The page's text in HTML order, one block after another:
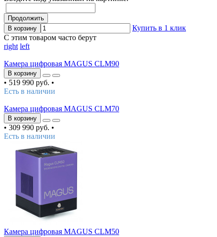
Продолжить
В корзину
Купить в 1 клик
С этим товаром часто берут
right left
Камера цифровая MAGUS CLM90
В корзину
• 519 990 руб. •
Есть в наличии
Камера цифровая MAGUS CLM70
В корзину
• 309 990 руб. •
Есть в наличии
Камера цифровая MAGUS CLM50